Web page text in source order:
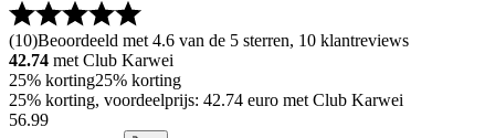
(10)Beoordeeld met 4.6 van de 5 sterren, 10 klantreviews
42.74 met Club Karwei
25% korting25% korting
25% korting, voordeelprijs: 42.74 euro met Club Karwei
56.99